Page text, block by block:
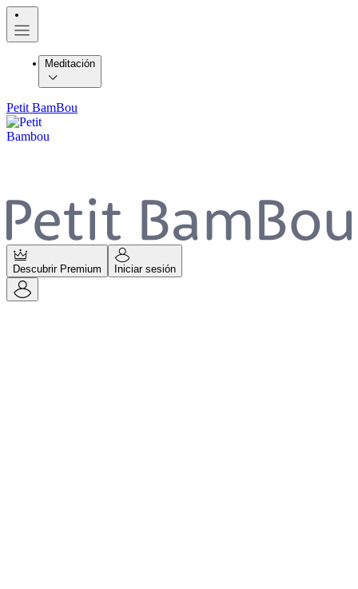
Meditación
Petit BamBou
Descubrir Premium Iniciar sesión